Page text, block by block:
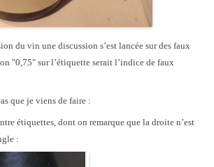
du vin une discussion s’est lancée sur des faux
"0,75" sur l’étiquette serait l’indice de faux
que je viens de faire :
étiquettes, dont on remarque que la droite n’est
: